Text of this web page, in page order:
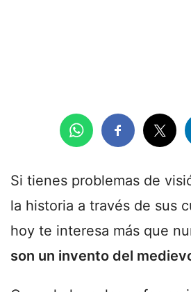
Si tienes problemas de
la historia a través de sus
hoy te interesa más que
son un invento del